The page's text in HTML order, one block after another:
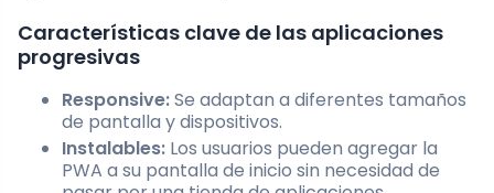
Características clave de las aplicaciones
progresivas
Responsive:Se adaptan a diferentes tamaños
de pantalla y dispositivos.
Instalables: Los usuarios pueden agregar la
PWA a su pantalla de inicio sin necesidad de